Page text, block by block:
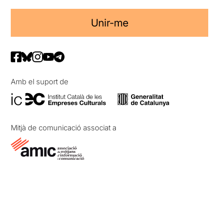
Unir-me
Amb el suport de
Mitjà de comunicació associat a